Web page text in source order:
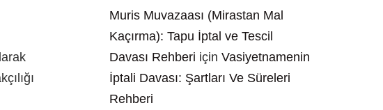
Muris Muvazaası (Mirastan Mal
Kaçırma): Tapu İptal ve Tescil
Davası Rehberi için Vasiyetnamenin
İptali Davası: Şartları Ve Süreleri
Rehberi